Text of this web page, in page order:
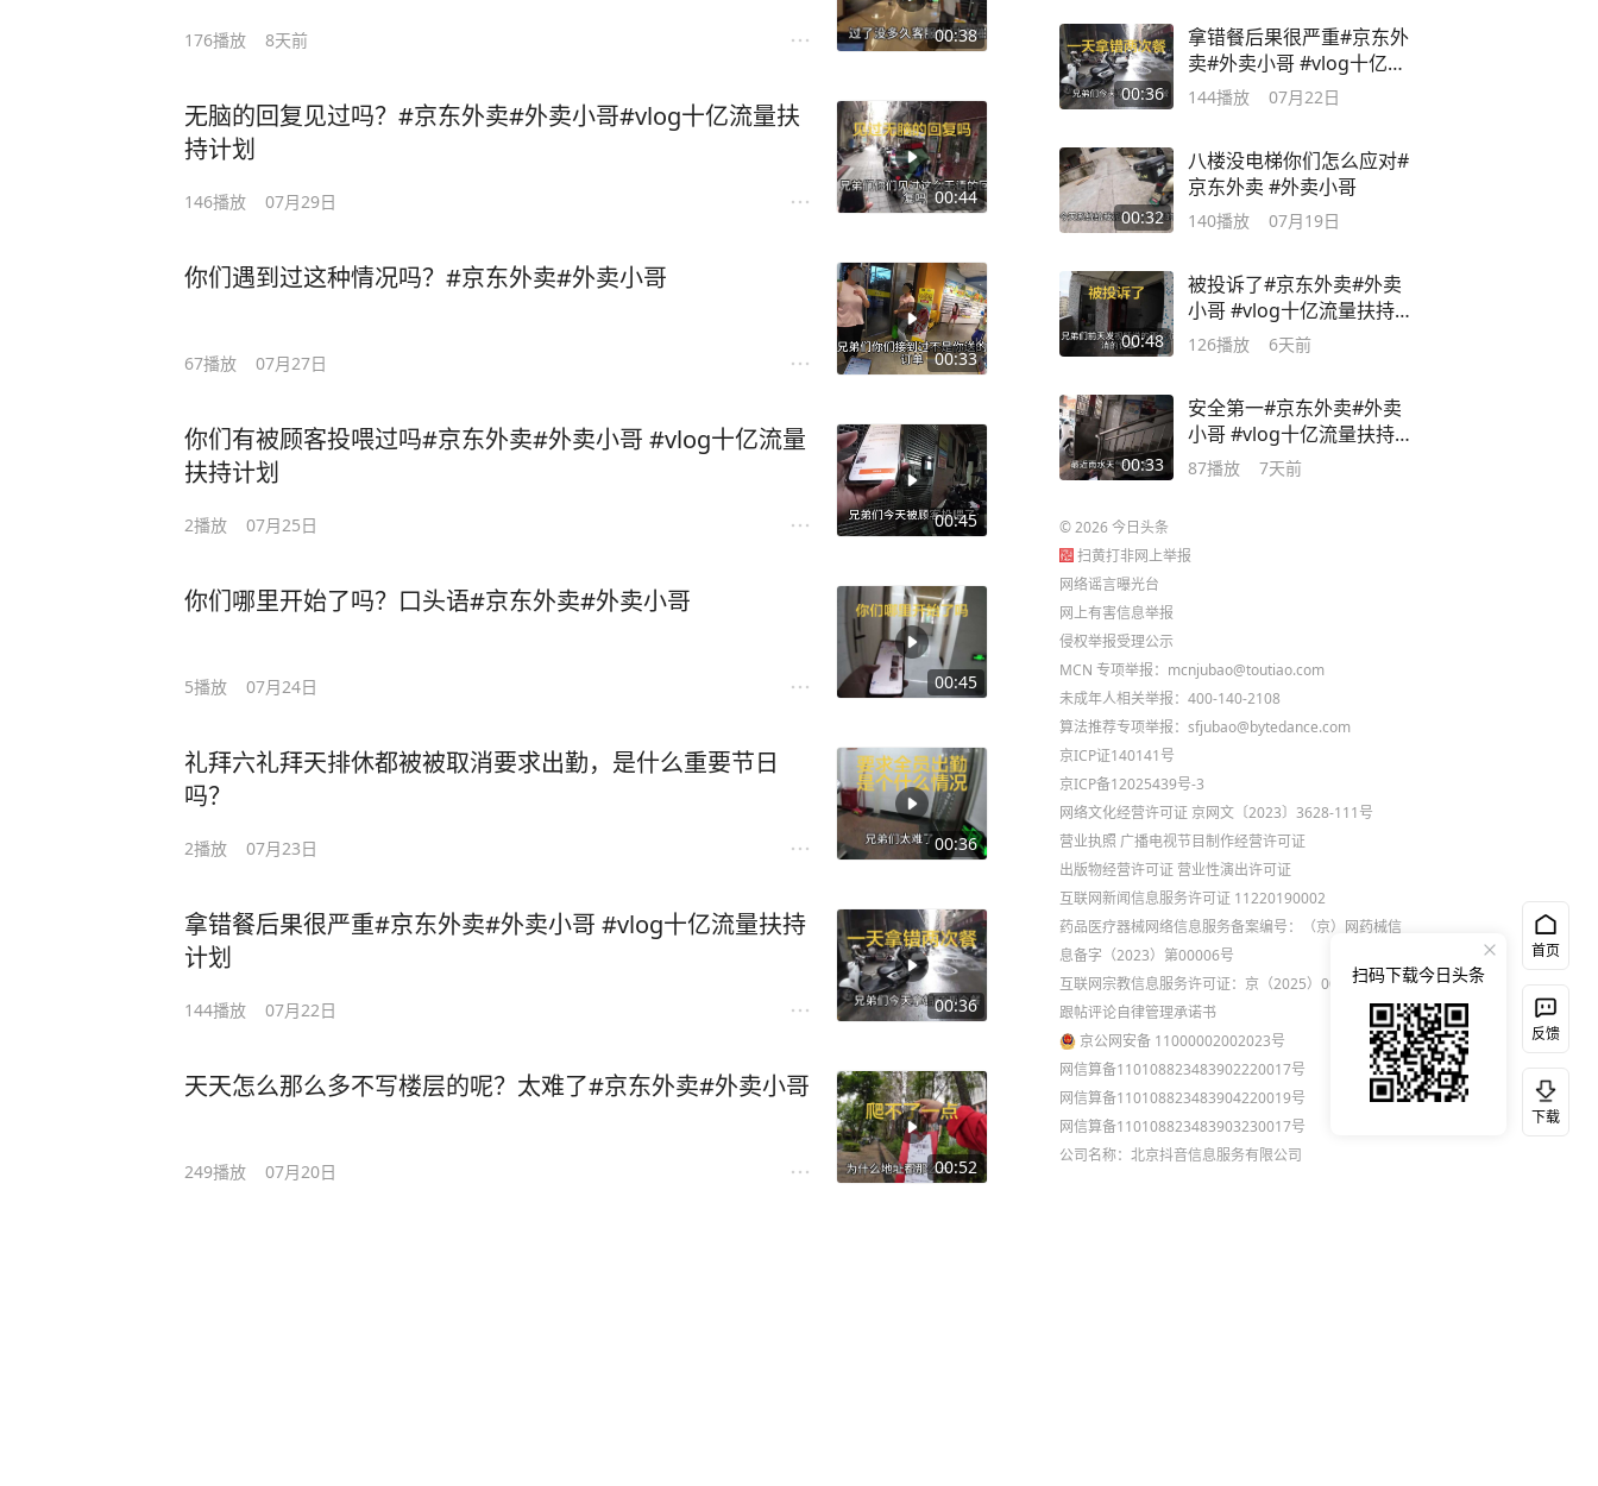
00:38
176播放 8天前
00:44
无脑的回复见过吗？#京东外卖#外卖小哥#vlog十亿流量扶
持计划
146播放 07月29日
00:33
你们遇到过这种情况吗？#京东外卖#外卖小哥
67播放 07月27日
00:45
你们有被顾客投喂过吗#京东外卖#外卖小哥 #vlog十亿流量
扶持计划
2播放 07月25日
00:45
你们哪里开始了吗？口头语#京东外卖#外卖小哥
5播放 07月24日
00:36
礼拜六礼拜天排休都被被取消要求出勤，是什么重要节日
吗？
2播放 07月23日
00:36
拿错餐后果很严重#京东外卖#外卖小哥 #vlog十亿流量扶持
计划
144播放 07月22日
00:52
天天怎么那么多不写楼层的呢？太难了#京东外卖#外卖小哥
249播放 07月20日
00:36
拿错餐后果很严重#京东外
卖#外卖小哥 #vlog十亿流
量扶持计划
144播放 07月22日
00:32
八楼没电梯你们怎么应对#
京东外卖 #外卖小哥
140播放 07月19日
00:48
被投诉了#京东外卖#外卖
小哥 #vlog十亿流量扶持计
划 #vlog日常
126播放 6天前
00:33
安全第一#京东外卖#外卖
小哥 #vlog十亿流量扶持计
划 #vlog日常
87播放 7天前
©2026今日头条
扫黄打非网上举报
网络谣言曝光台
网上有害信息举报
侵权举报受理公示
MCN 专项举报：mcnjubao@toutiao.com
未成年人相关举报：400-140-2108
算法推荐专项举报：sfjubao@bytedance.com
京ICP证140141号
京ICP备12025439号-3
网络文化经营许可证 京网文〔2023〕3628-111号
营业执照 广播电视节目制作经营许可证
出版物经营许可证 营业性演出许可证
互联网新闻信息服务许可证 11220190002
药品医疗器械网络信息服务备案编号：（京）网药械信
息备字（2023）第00006号
互联网宗教信息服务许可证：京（2025）0000021
跟帖评论自律管理承诺书
京公网安备 11000002002023号
网信算备110108823483902220017号
网信算备110108823483904220019号
网信算备110108823483903230017号
公司名称：北京抖音信息服务有限公司
首页
反馈
下载
扫码下载今日头条